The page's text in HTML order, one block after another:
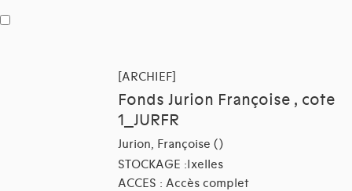
[ARCHIEF]
Fonds Jurion Françoise , cote
1_JURFR
Jurion, Françoise ()
STOCKAGE :Ixelles
ACCES : Accès complet